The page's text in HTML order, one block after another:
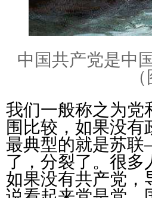
中国共产党是中
我们一般称之为党
围比较，如果没
最典型的就是苏
了，分裂了。很多
如果没有共产党，